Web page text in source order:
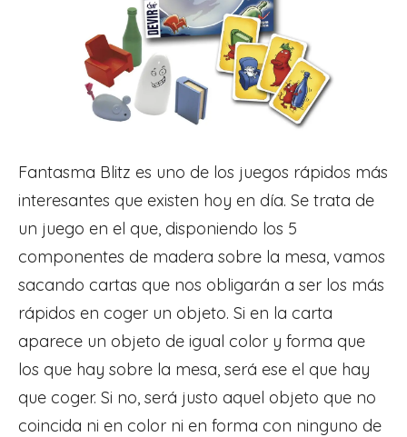
Fantasma Blitz es uno de los juegos rápidos más
interesantes que existen hoy en día. Se trata de
un juego en el que, disponiendo los 5
componentes de madera sobre la mesa, vamos
sacando cartas que nos obligarán a ser los más
rápidos en coger un objeto. Si en la carta
aparece un objeto de igual color y forma que
los que hay sobre la mesa, será ese el que hay
que coger. Si no, será justo aquel objeto que no
coincida ni en color ni en forma con ninguno de